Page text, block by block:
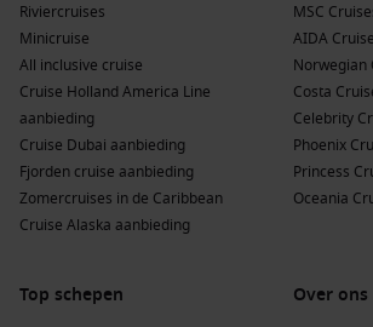
Riviercruises
Minicruise
All inclusive cruise
Cruise Holland America Line
aanbieding
Cruise Dubai aanbieding
Fjorden cruise aanbieding
Zomercruises in de Caribbean
Cruise Alaska aanbieding
MSC
AIDA
Norwegian
Costa
Celebrity
Phoenix
Princess
Oceania
Top schepen
Over ons